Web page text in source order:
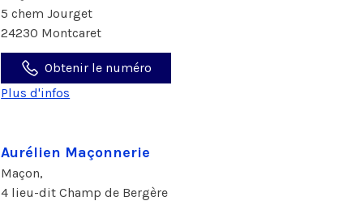
5 chem Jourget
24230 Montcaret
Obtenir le numéro
Plus d'infos
Aurélien Maçonnerie
Maçon,
4 lieu-dit Champ de Bergère